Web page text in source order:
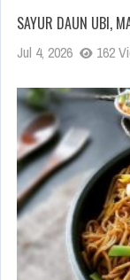
SAYUR DAUN UBI,
Jul 4, 2026 162